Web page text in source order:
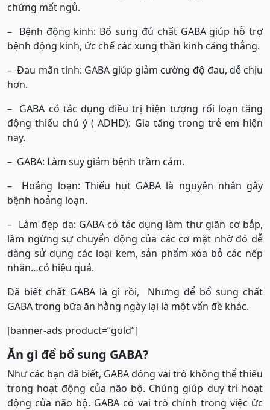
chứng mất ngủ.
– Bệnh động kinh: Bổ sung đủ chất GABA giúp hỗ trợ
bệnh động kinh, ức chế các xung thần kinh căng thẳng.
– Đau mãn tính: GABA giúp giảm cường độ đau, dễ chịu
hơn.
– GABA có tác dụng điều trị hiện tượng rối loạn tăng
động thiếu chú ý ( ADHD): Gia tăng trong trẻ em hiện
nay.
– GABA: Làm suy giảm bệnh trầm cảm.
– Hoảng loạn: Thiếu hụt GABA là nguyên nhân gây
bệnh hoảng loạn.
– Làm đẹp da: GABA có tác dụng làm thư giãn cơ bắp,
làm ngừng sự chuyển động của các cơ mặt nhờ đó dễ
dàng sử dụng các loại kem, sản phẩm xóa bỏ các nếp
nhăn…có hiệu quả.
Đã biết chất GABA là gì rồi, Nhưng để bổ sung chất
GABA trong bữa ăn hằng ngày lại là một vấn đề khác.
[banner-ads product=”gold”]
Ăn gì để bổ sung GABA?
Như các bạn đã biết, GABA đóng vai trò không thể thiếu
trong hoạt động của não bộ. Chúng giúp duy trì hoạt
động của não bộ. GABA có vai trò chính trong việc ức